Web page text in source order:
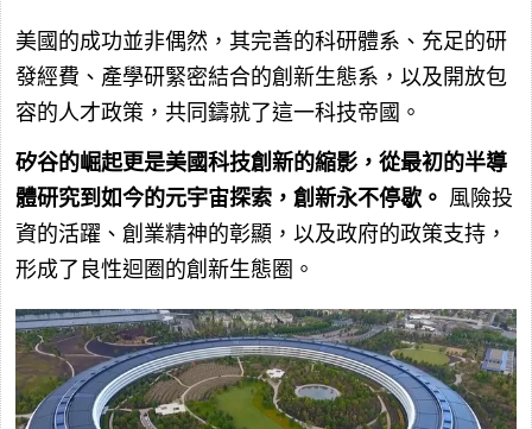
美國的成功並非偶然，其完善的科研體系、充足的研
發經費、產學研緊密結合的創新生態系，以及開放包
容的人才政策，共同鑄就了這一科技帝國。
矽谷的崛起更是美國科技創新的縮影，從最初的半導
體研究到如今的元宇宙探索，創新永不停歇。 風險投
資的活躍、創業精神的彰顯，以及政府的政策支持，
形成了良性迴圈的創新生態圈。